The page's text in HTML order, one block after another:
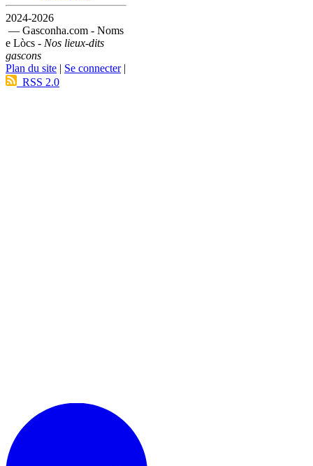
2024-2026
— Gasconha.com - Noms
e Lòcs - Nos lieux-dits
gascons
Plan du site | Se connecter|
RSS 2.0